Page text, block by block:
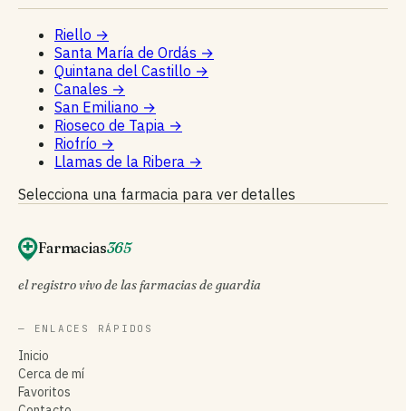
Riello →
Santa María de Ordás →
Quintana del Castillo →
Canales →
San Emiliano →
Rioseco de Tapia →
Riofrío →
Llamas de la Ribera →
Selecciona una farmacia para ver detalles
Farmacias365
el registro vivo de las farmacias de guardia
— ENLACES RÁPIDOS
Inicio
Cerca de mí
Favoritos